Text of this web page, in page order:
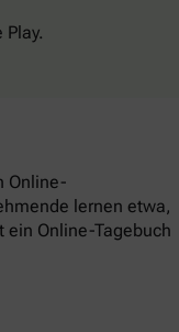
Online-
lernen etwa,
ein Online-Tagebuch